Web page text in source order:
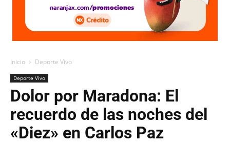
Inicio Deporte Vivo
Deporte Vivo
Dolor por Maradona: El
recuerdo de las noches del
«Diez» en Carlos Paz